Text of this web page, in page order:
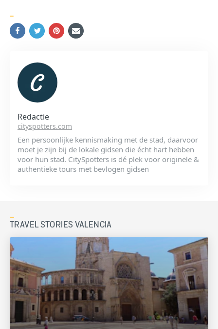
Redactie
cityspotters.com
Een persoonlijke kennismaking met de stad, daarvoor
moet je zijn bij de lokale gidsen die écht hart hebben
voor hun stad. CitySpotters is dé plek voor originele &
authentieke tours met bevlogen gidsen
TRAVEL STORIES VALENCIA